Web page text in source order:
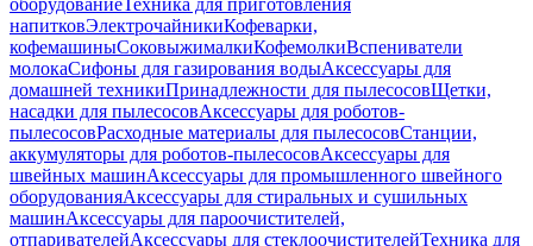
оборудованиеТехника для приготовления
напитковЭлектрочайникиКофеварки,
кофемашиныСоковыжималкиКофемолкиВспениватели
молокаСифоны для газирования водыАксессуары для
домашней техникиПринадлежности для пылесосовЩетки,
насадки для пылесосовАксессуары для роботов-
пылесосовРасходные материалы для пылесосовСтанции,
аккумуляторы для роботов-пылесосовАксессуары для
швейных машинАксессуары для промышленного швейного
оборудованияАксессуары для стиральных и сушильных
машинАксессуары для пароочистителей,
отпаривателейАксессуары для стеклоочистителейТехника для